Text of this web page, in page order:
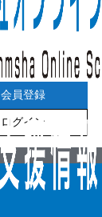
会員登録
ログイン